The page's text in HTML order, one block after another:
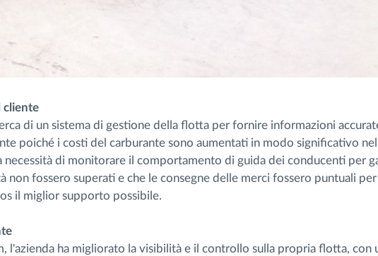
cliente
di un sistema di gestione della flotta per fornire informazioni
poiché i costi del carburante sono aumentati in modo significativo
necessità di monitorare il comportamento di guida dei conducenti per
non fossero superati e che le consegne delle merci fossero puntuali per
il miglior supporto possibile.
l'azienda ha migliorato la visibilità e il controllo sulla propria flotta, con